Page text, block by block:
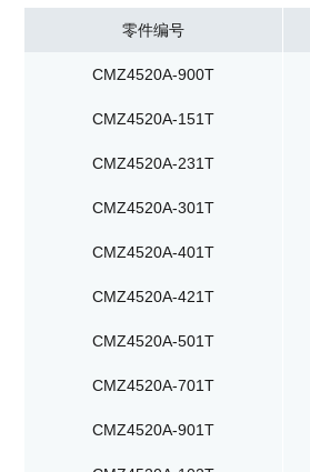
零件编号
CMZ4520A-900T
CMZ4520A-151T
CMZ4520A-231T
CMZ4520A-301T
CMZ4520A-401T
CMZ4520A-421T
CMZ4520A-501T
CMZ4520A-701T
CMZ4520A-901T